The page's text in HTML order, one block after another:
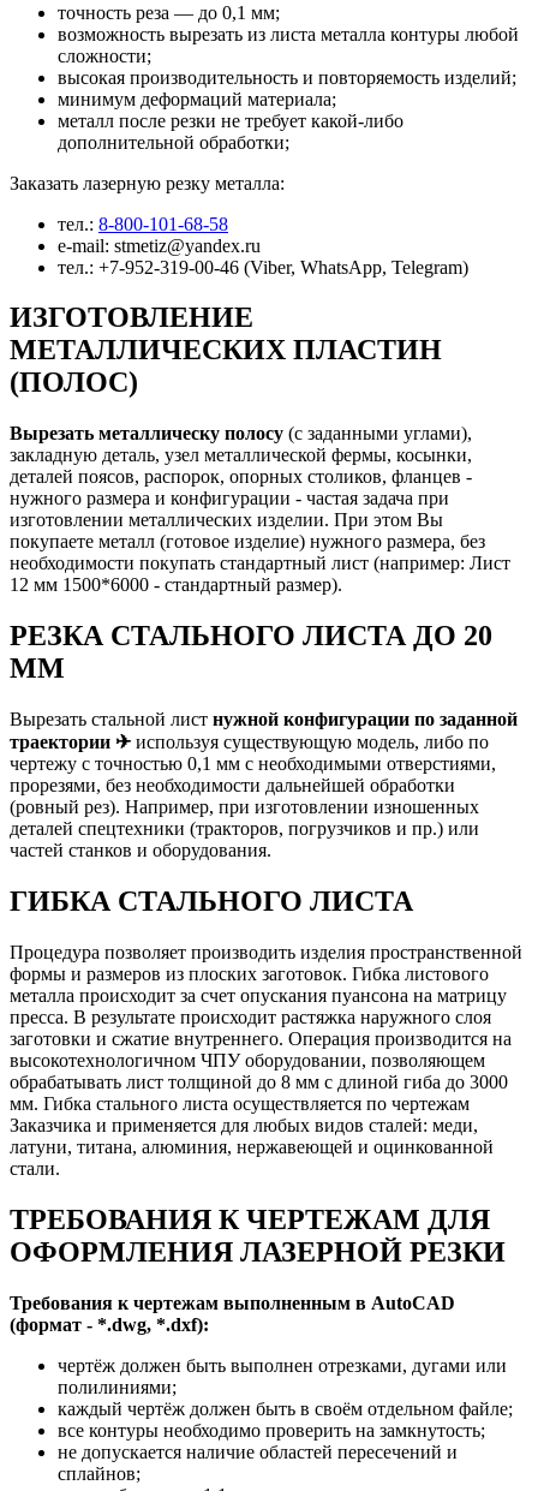
точность реза — до 0,1 мм;
возможность вырезать из листа металла контуры любой
сложности;
высокая производительность и повторяемость изделий;
минимум деформаций материала;
металл после резки не требует какой-либо
дополнительной обработки;
Заказать лазерную резку металла:
тел.: 8-800-101-68-58
e-mail: stmetiz@yandex.ru
тел.: +7-952-319-00-46 (Viber, WhatsApp, Telegram)
ИЗГОТОВЛЕНИЕ
МЕТАЛЛИЧЕСКИХ ПЛАСТИН
(ПОЛОС)
Вырезать металлическу полосу (с заданными углами),
закладную деталь, узел металлической фермы, косынки,
деталей поясов, распорок, опорных столиков, фланцев -
нужного размера и конфигурации - частая задача при
изготовлении металлических изделии. При этом Вы
покупаете металл (готовое изделие) нужного размера, без
необходимости покупать стандартный лист (например: Лист
12 мм 1500*6000 - стандартный размер).
РЕЗКА СТАЛЬНОГО ЛИСТА ДО 20
ММ
Вырезать стальной лист нужной конфигурации по заданной
траектории ✈ используя существующую модель, либо по
чертежу с точностью 0,1 мм с необходимыми отверстиями,
прорезями, без необходимости дальнейшей обработки
(ровный рез). Например, при изготовлении изношенных
деталей спецтехники (тракторов, погрузчиков и пр.) или
частей станков и оборудования.
ГИБКА СТАЛЬНОГО ЛИСТА
Процедура позволяет производить изделия пространственной
формы и размеров из плоских заготовок. Гибка листового
металла происходит за счет опускания пуансона на матрицу
пресса. В результате происходит растяжка наружного слоя
заготовки и сжатие внутреннего. Операция производится на
высокотехнологичном ЧПУ оборудовании, позволяющем
обрабатывать лист толщиной до 8 мм с длиной гиба до 3000
мм. Гибка стального листа осуществляется по чертежам
Заказчика и применяется для любых видов сталей: меди,
латуни, титана, алюминия, нержавеющей и оцинкованной
стали.
ТРЕБОВАНИЯ К ЧЕРТЕЖАМ ДЛЯ
ОФОРМЛЕНИЯ ЛАЗЕРНОЙ РЕЗКИ
Требования к чертежам выполненным в AutoCAD
(формат - *.dwg, *.dxf):
чертёж должен быть выполнен отрезками, дугами или
полилиниями;
каждый чертёж должен быть в своём отдельном файле;
все контуры необходимо проверить на замкнутость;
не допускается наличие областей пересечений и
сплайнов;